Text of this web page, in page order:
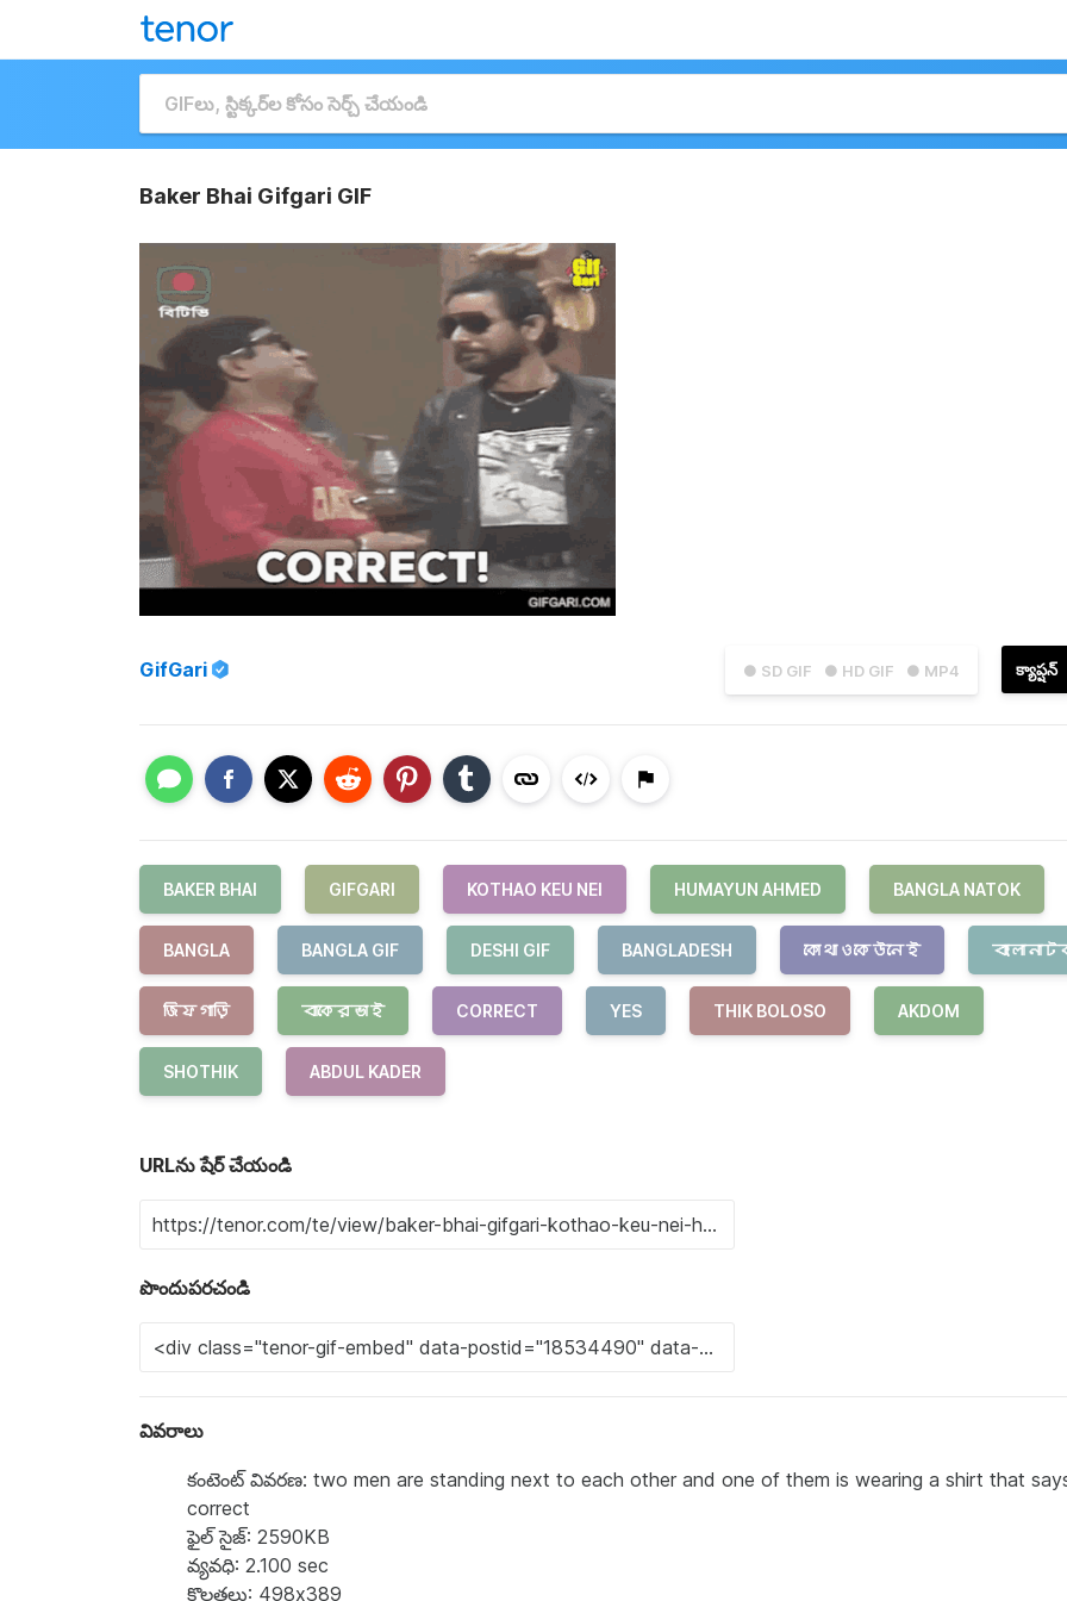
Baker Bhai Gifgari GIF
● SD GIF ● HD GIF ● MP4 క్యాప్షన్
GifGari
BAKER BHAI GIFGARI KOTHAO KEU NEI HUMAYUN AHMED BANGLA NATOK
BANGLA BANGLA GIF DESHI GIF BANGLADESH কোথাওকেউনেই
জিফগাড়ি বাকেরভাই CORRECT YES THIK BOLOSO AKDOM
SHOTHIK ABDUL KADER
URLను షేర్ చేయండి
పొందుపరచండి
వివరాలు
కంటెంట్ వివరణ: two men are standing next to each other and one of them is wearing a shirt that
correct
ఫైల్ సైజ్: 2590KB
వ్యవధి: 2.100 sec
కొలతలు: 498x389